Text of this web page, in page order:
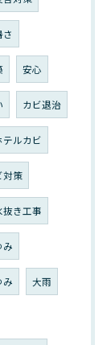
さ
安心
カビ退治
テルカビ
対策
抜き工事
み
み 大雨